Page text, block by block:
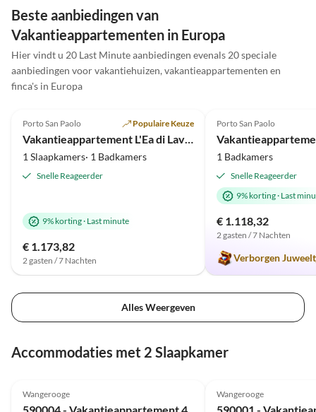
hatten viel Spaß
gemeinsame Zeit
weiterempfehlen!
Beste aanbiedingen van
Vakantieappartementen in Europa
Hier vindt u 20 Last Minute aanbiedingen evenals 20 speciale
aanbiedingen voor vakantiehuizen, vakantieappartementen en
finca's in Europa
Porto San Paolo Populaire Keuze
1 Slaapkamers· 1 Badkamers
Snelle Reageerder
9% korting· Last minute
€ 1.173,82
2 gasten / 7 Nachten
Porto San Paolo
1 Badkamers
Snelle Reageerder
9% korting· Last
€ 1.118,32
2 gasten / 7 Nachten
Verborgen
Alles Weergeven
Accommodaties met 2 Slaapkamer
Wangerooge Wangerooge